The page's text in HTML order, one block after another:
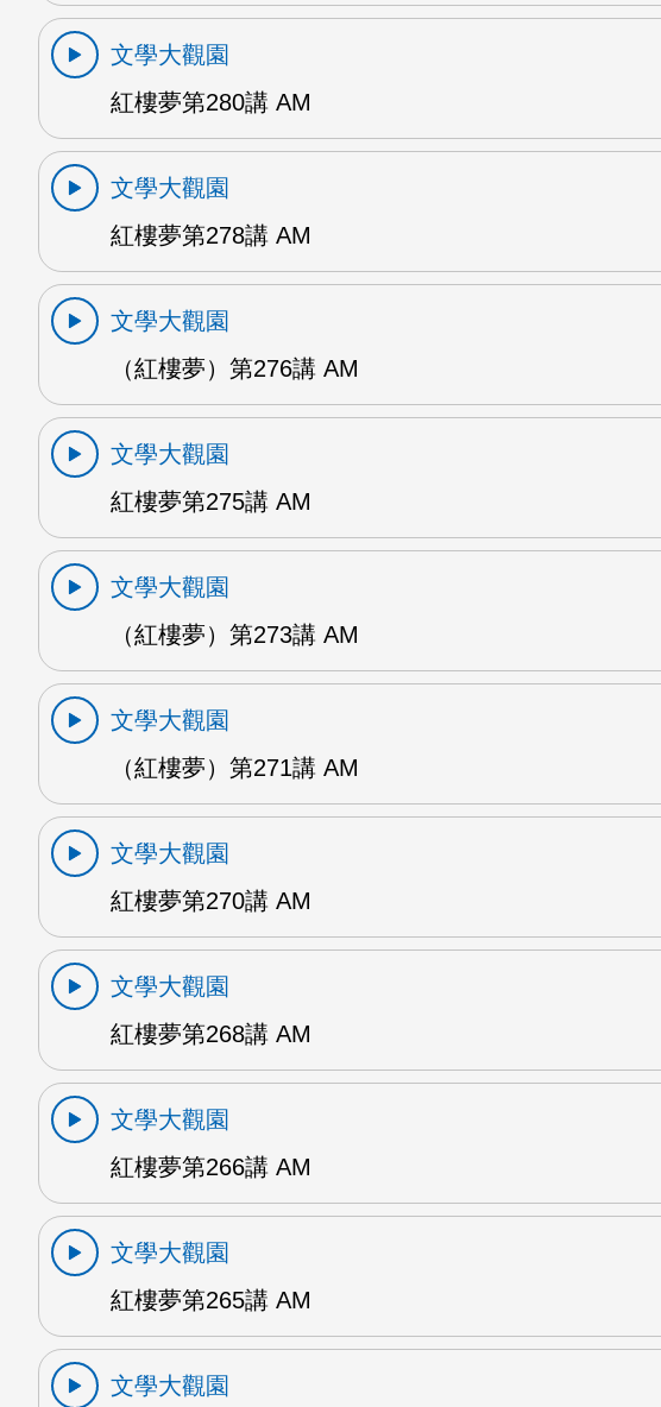
文學大觀園
紅樓夢第280講 AM
文學大觀園
紅樓夢第278講 AM
文學大觀園
（紅樓夢）第276講 AM
文學大觀園
紅樓夢第275講 AM
文學大觀園
（紅樓夢）第273講 AM
文學大觀園
（紅樓夢）第271講 AM
文學大觀園
紅樓夢第270講 AM
文學大觀園
紅樓夢第268講 AM
文學大觀園
紅樓夢第266講 AM
文學大觀園
紅樓夢第265講 AM
文學大觀園